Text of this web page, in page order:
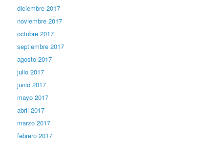
diciembre 2017
noviembre 2017
octubre 2017
septiembre 2017
agosto 2017
julio 2017
junio 2017
mayo 2017
abril 2017
marzo 2017
febrero 2017